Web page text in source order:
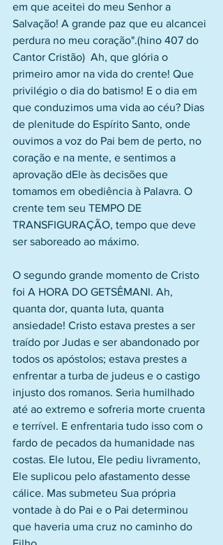
em que aceitei do meu Senhor a
Salvação! A grande paz que eu alcancei
perdura no meu coração".(hino 407 do
Cantor Cristão)  Ah, que glória o
primeiro amor na vida do crente! Que
privilégio o dia do batismo! E o dia em
que conduzimos uma vida ao céu? Dias
de plenitude do Espírito Santo, onde
ouvimos a voz do Pai bem de perto, no
coração e na mente, e sentimos a
aprovação dEle às decisões que
tomamos em obediência à Palavra. O
crente tem seu TEMPO DE
TRANSFIGURAÇÃO, tempo que deve
ser saboreado ao máximo.
O segundo grande momento de Cristo
foi A HORA DO GETSÊMANI. Ah,
quanta dor, quanta luta, quanta
ansiedade! Cristo estava prestes a ser
traído por Judas e ser abandonado por
todos os apóstolos; estava prestes a
enfrentar a turba de judeus e o castigo
injusto dos romanos. Seria humilhado
até ao extremo e sofreria morte cruenta
e terrível. E enfrentaria tudo isso com o
fardo de pecados da humanidade nas
costas. Ele lutou, Ele pediu livramento,
Ele suplicou pelo afastamento desse
cálice. Mas submeteu Sua própria
vontade à do Pai e o Pai determinou
que haveria uma cruz no caminho do